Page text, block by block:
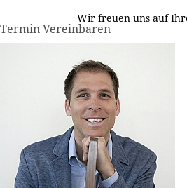
Wir freuen uns auf
Termin Vereinbaren